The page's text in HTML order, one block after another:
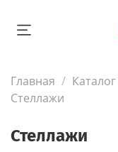
Главная Каталог
Стеллажи
Стеллажи